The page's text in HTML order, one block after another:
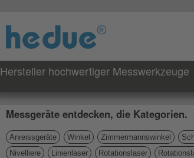
Hersteller hochwertiger Messwerkzeuge
Messgeräte entdecken, die Kategorien.
Anreissgeräte Winkel Zimmermannswinkel
Nivelliere Linienlaser Rotationslaser